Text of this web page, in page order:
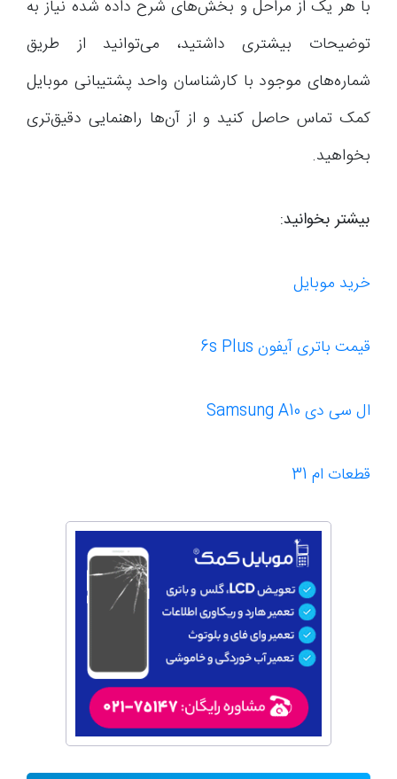
با هر یک از مراحل و بخش‌های شرح داده شده نیاز به
توضیحات بیشتری داشتید، می‌توانید از طریق
شماره‌های موجود با کارشناسان واحد پشتیبانی موبایل
کمک تماس حاصل کنید و از آن‌ها راهنمایی دقیق‌تری
بخواهید.
بیشتر بخوانید:
خرید موبایل
قیمت باتری آیفون 6s Plus
ال سی دی Samsung A10
قطعات ام 31